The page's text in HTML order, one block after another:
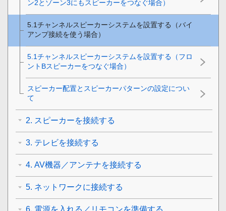
ン2とゾーン3にもスピーカーをつなぐ場合）
5.1チャンネルスピーカーシステムを設置する（バイ
アンプ接続を使う場合）
5.1チャンネルスピーカーシステムを設置する（フロ
ントBスピーカーをつなぐ場合）
スピーカー配置とスピーカーパターンの設定につい
て
2. スピーカーを接続する
3. テレビを接続する
4. AV機器／アンテナを接続する
5. ネットワークに接続する
6. 電源を入れる／リモコンを準備する